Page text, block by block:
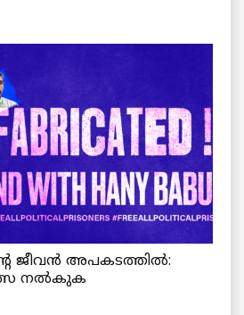
ജീവൻ അപകടത്തിൽ:
നൽകുക